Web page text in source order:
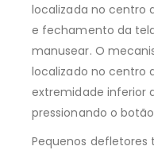
localizada no centro
e fechamento da
manusear. O
localizado no centro
extremidade inferior
pressionando o
Pequenos